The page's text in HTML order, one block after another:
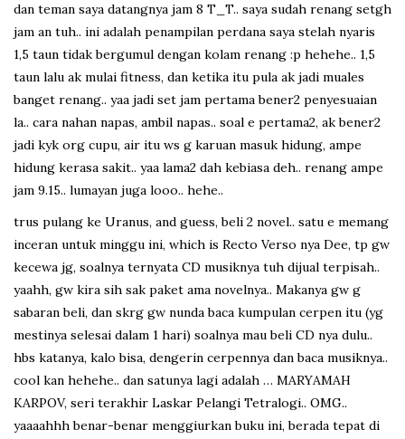
dan teman saya datangnya jam 8 T_T.. saya sudah renang setgh
jam an tuh.. ini adalah penampilan perdana saya stelah nyaris
1,5 taun tidak bergumul dengan kolam renang :p hehehe.. 1,5
taun lalu ak mulai fitness, dan ketika itu pula ak jadi muales
banget renang.. yaa jadi set jam pertama bener2 penyesuaian
la.. cara nahan napas, ambil napas.. soal e pertama2, ak bener2
jadi kyk org cupu, air itu ws g karuan masuk hidung, ampe
hidung kerasa sakit.. yaa lama2 dah kebiasa deh.. renang ampe
jam 9.15.. lumayan juga looo.. hehe..
trus pulang ke Uranus, and guess, beli 2 novel.. satu e memang
inceran untuk minggu ini, which is Recto Verso nya Dee, tp gw
kecewa jg, soalnya ternyata CD musiknya tuh dijual terpisah..
yaahh, gw kira sih sak paket ama novelnya.. Makanya gw g
sabaran beli, dan skrg gw nunda baca kumpulan cerpen itu (yg
mestinya selesai dalam 1 hari) soalnya mau beli CD nya dulu..
hbs katanya, kalo bisa, dengerin cerpennya dan baca musiknya..
cool kan hehehe.. dan satunya lagi adalah … MARYAMAH
KARPOV, seri terakhir Laskar Pelangi Tetralogi.. OMG..
yaaaahhh benar-benar menggiurkan buku ini, berada tepat di